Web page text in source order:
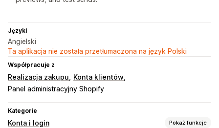
Języki
Angielski
Ta aplikacja nie została przetłumaczona na język Polski
Współpracuje z
Realizacja zakupu
Konta klientów
Panel administracyjny Shopify
Kategorie
Konta i login Pokaż funkcje